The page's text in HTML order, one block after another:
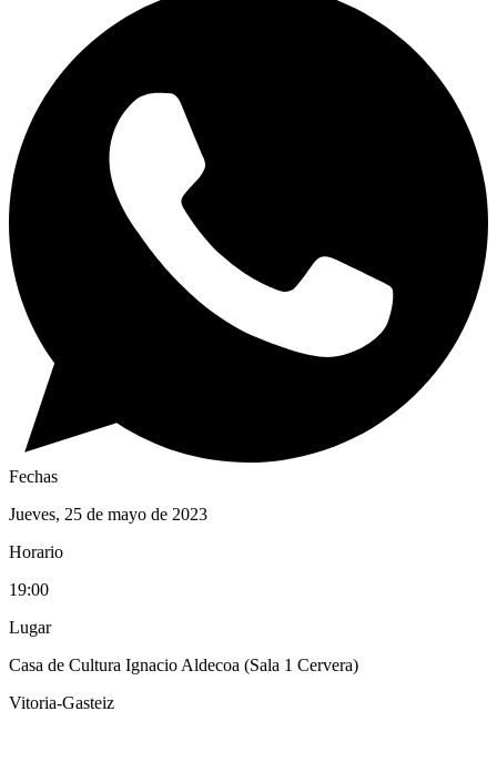
Fechas
Jueves, 25 de mayo de 2023
Horario
19:00
Lugar
Casa de Cultura Ignacio Aldecoa (Sala 1 Cervera)
Vitoria-Gasteiz